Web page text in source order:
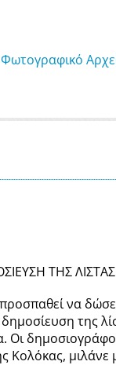
Φωτογραφικό
ΤΗΣ ΛΙΣΤΑΣ
να
της
Οι
μιλάνε